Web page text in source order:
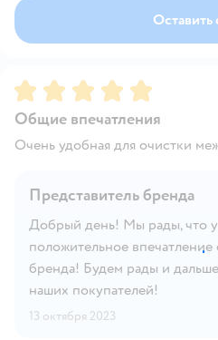
Оставить
Рейтинг:5
Общие впечатления
Очень удобная для очистки
Представитель бренда
Добрый день! Мы рады, что у
положительное
бренда! Будем рады и
наших покупателей!
13 октября 2023